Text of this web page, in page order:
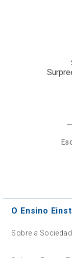
O Ensino
Sobre a